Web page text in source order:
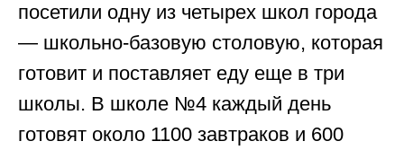
посетили одну из четырех школ города
— школьно-базовую столовую, которая
готовит и поставляет еду еще в три
школы. В школе №4 каждый день
готовят около 1100 завтраков и 600